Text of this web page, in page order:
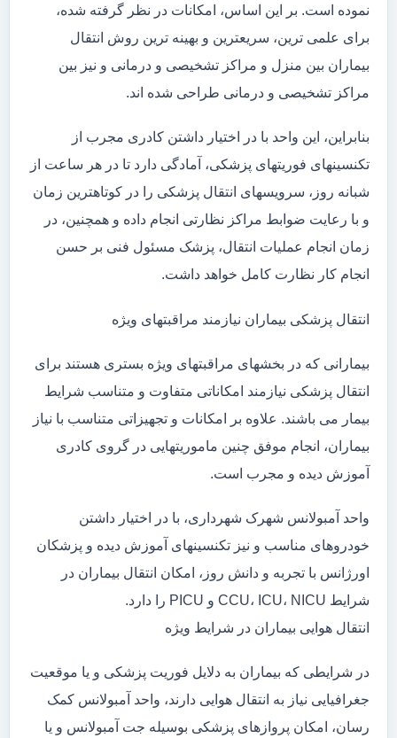
نموده است. بر این اساس، امکانات در نظر گرفته شده،
برای علمی ترین، سریعترین و بهینه ترین روش انتقال
بیماران بین منزل و مراکز تشخیصی و درمانی و نیز بین
مراکز تشخیصی و درمانی طراحی شده اند.
بنابراین، این واحد با در اختیار داشتن کادری مجرب از
تکنسینهای فوریتهای پزشکی، آمادگی دارد تا در هر ساعت از
شبانه روز، سرویسهای انتقال پزشکی را در کوتاهترین زمان
و با رعایت ضوابط مراکز نظارتی انجام داده و همچنین، در
زمان انجام عملیات انتقال، پزشک مسئول فنی بر حسن
انجام کار نظارت کامل خواهد داشت.
انتقال پزشکی بیماران نیازمند مراقبتهای ویژه
بیمارانی که در بخشهای مراقبتهای ویژه بستری هستند برای
انتقال پزشکی نیازمند امکاناتی متفاوت و متناسب شرایط
بیمار می باشند. علاوه بر امکانات و تجهیزاتی متناسب با نیاز
بیماران، انجام موفق چنین ماموریتهایی در گروی کادری
آموزش دیده و مجرب است.
واحد آمبولانس شهرک شهرداری، با در اختیار داشتن
خودروهای مناسب و نیز تکنسینهای آموزش دیده و پزشکان
اورژانس با تجربه و دانش روز، امکان انتقال بیماران در
شرایط CCU، ICU، NICU و PICU را دارد.
انتقال هوایی بیماران در شرایط ویژه
در شرایطی که بیماران به دلایل فوریت پزشکی و یا موقعیت
جغرافیایی نیاز به انتقال هوایی دارند، واحد آمبولانس کمک
رسان، امکان پروازهای پزشکی بوسیله جت آمبولانس و یا